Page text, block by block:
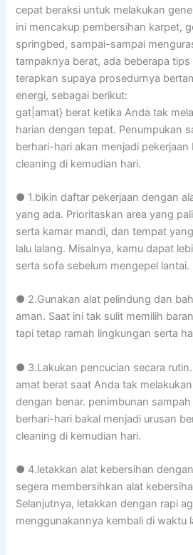
cepat beraksi untuk melakukan
ini mencakup pembersihan karpet,
springbed, sampai-sampai
tampaknya berat, ada beberapa
terapkan supaya prosedurnya
energi, sebagai berikut:
gat|amat} berat ketika Anda tak
harian dengan tepat. Penumpukan
berhari-hari akan menjadi pekerjaan
cleaning di kemudian hari.
● 1.bikin daftar pekerjaan dengan
yang ada. Prioritaskan area yang
serta kamar mandi, dan tempat
lalu lalang. Misalnya, kamu dapat
serta sofa sebelum mengepel lantai.
● 2.Gunakan alat pelindung dan
aman. Saat ini tak sulit memilih
tapi tetap ramah lingkungan serta
● 3.Lakukan pencucian secara
amat berat saat Anda tak
dengan benar. penimbunan
berhari-hari bakal menjadi urusan
cleaning di kemudian hari.
● 4.letakkan alat kebersihan
segera membersihkan alat
Selanjutnya, letakkan dengan rapi
menggunakannya kembali di waktu